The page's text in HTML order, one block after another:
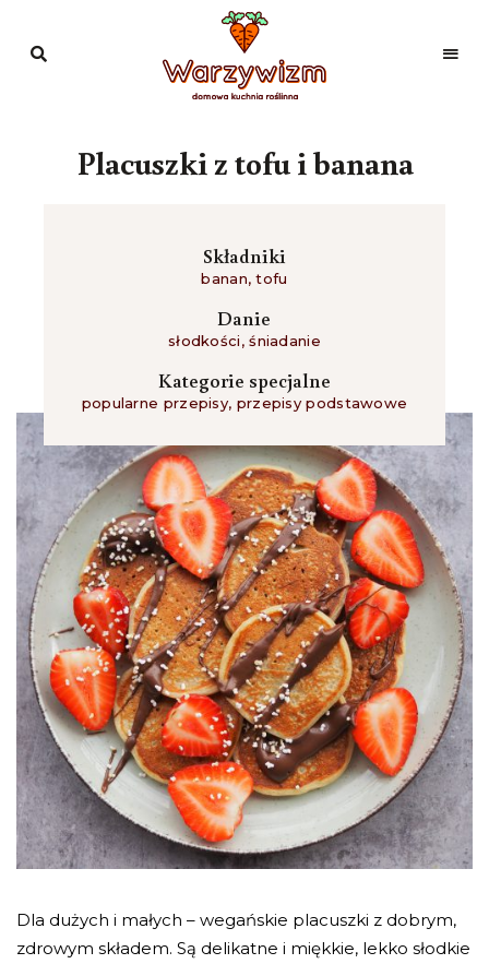
Domowa
Placuszki z tofu i banana
Składniki
banan,tofu
Danie
słodkości,śniadanie
Kategorie specjalne
popularne przepisy, przepisy podstawowe
Dla dużych i małych – wegańskie placuszki z dobrym,
zdrowym składem. Są delikatne i miękkie, lekko słodkie